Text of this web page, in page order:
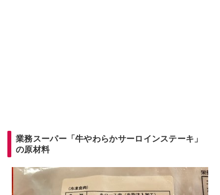
業務スーパー「牛やわらかサーロインステーキ」
の原材料